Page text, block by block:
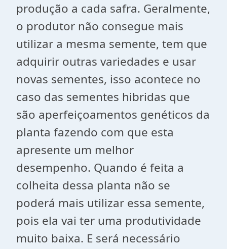
produção a cada safra. Geralmente,
o produtor não consegue mais
utilizar a mesma semente, tem que
adquirir outras variedades e usar
novas sementes, isso acontece no
caso das sementes hibridas que
são aperfeiçoamentos genéticos da
planta fazendo com que esta
apresente um melhor
desempenho. Quando é feita a
colheita dessa planta não se
poderá mais utilizar essa semente,
pois ela vai ter uma produtividade
muito baixa. E será necessário